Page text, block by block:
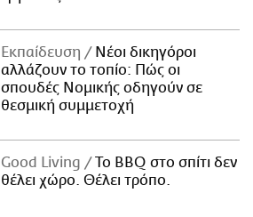
Εκπαίδευση
Νέοι δικηγόροι
αλλάζουν το τοπίο: Πώς οι
σπουδές Νομικής οδηγούν σε
θεσμική συμμετοχή
Good Living
Το BBQ στο σπίτι δεν
θέλει χώρο. Θέλει τρόπο.